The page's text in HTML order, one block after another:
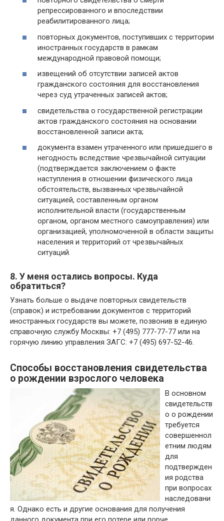
репрессированного и впоследствии
реабилитированного лица;
повторных документов, поступивших с территории
иностранных государств в рамкам
международной правовой помощи;
извещений об отсутствии записей актов
гражданского состояния для восстановления
через суд утраченных записей актов;
свидетельства о государственной регистрации
актов гражданского состояния на основании
восстановленной записи акта;
документа взамен утраченного или пришедшего в
негодность вследствие чрезвычайной ситуации
(подтверждается заключением о факте
наступления в отношении физического лица
обстоятельств, вызванных чрезвычайной
ситуацией, составленным органом
исполнительной власти (государственным
органом, органом местного самоуправления) или
организацией, уполномоченной в области защиты
населения и территорий от чрезвычайных
ситуаций.
8. У меня остались вопросы. Куда
обратиться?
Узнать больше о выдаче повторных свидетельств
(справок) и истребовании документов с территорий
иностранных государств вы можете, позвонив в единую
справочную службу Москвы: +7 (495) 777-77-77 или на
горячую линию управления ЗАГС: +7 (495) 697-52-46.
Способы восстановления свидетельства
о рождении взрослого человека
В основном
свидетельств
о о рождении
требуется
совершеннол
етним людям
для
подтвержден
ия родства
при вопросах
наследовани
я. Однако есть и другие основания для получения